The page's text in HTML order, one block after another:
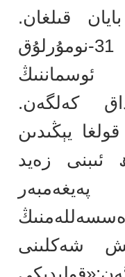
قىلغان.
‹بۇلۇغۇلمەرام› 31-نومۇرلۇق
كەلگەن.
يېڭىدىن
ئىبنى زەيد
پەيغەمبەر
شەكلىنى